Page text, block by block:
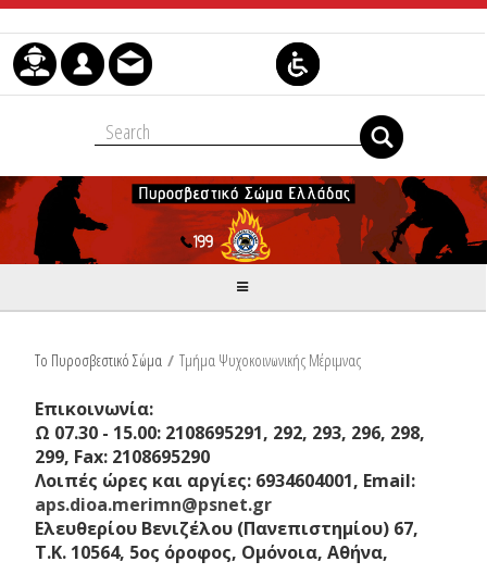
Μετάβαση στο περιεχόμενο
Το Πυροσβεστικό Σώμα / Τμήμα Ψυχοκοινωνικής Μέριμνας
Επικοινωνία:
Ω 07.30 - 15.00: 2108695291, 292, 293, 296, 298,
299, Fax: 2108695290
Λοιπές ώρες και αργίες: 6934604001, Email:
aps.dioa.merimn@psnet.gr
Ελευθερίου Βενιζέλου (Πανεπιστημίου) 67,
Τ.Κ. 10564, 5ος όροφος, Ομόνοια, Αθήνα,